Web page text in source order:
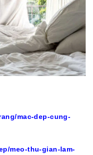
mac-dep-cung-
meo-thu-gian-lam-